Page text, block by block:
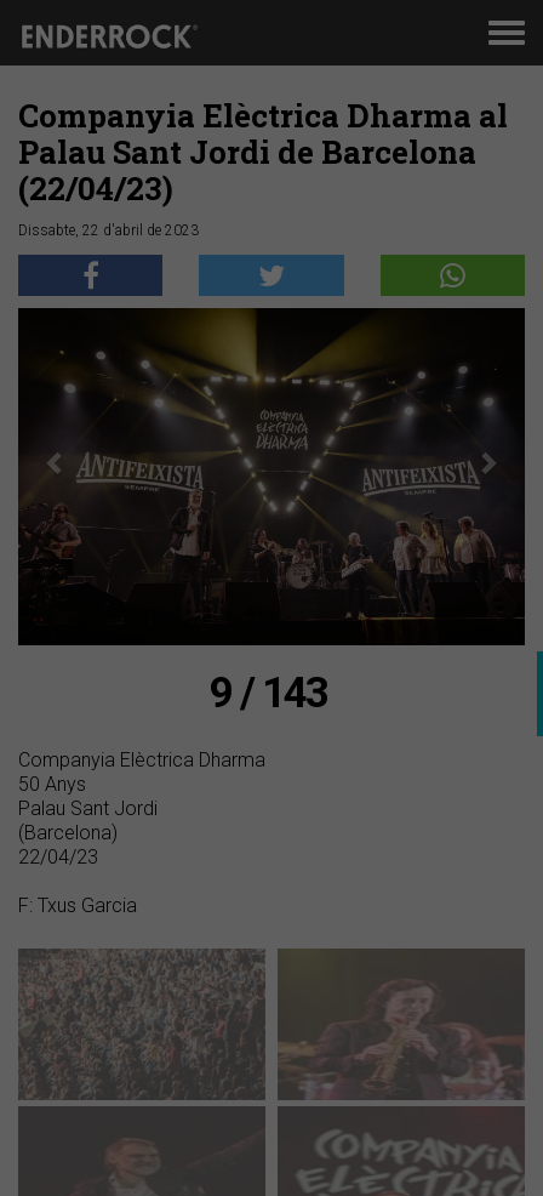
Companyia Elèctrica Dharma al
Palau Sant Jordi de Barcelona
(22/04/23)
Dissabte, 22 d'abril de 2023
Anterior
9 / 143
Companyia Elèctrica Dharma
50 Anys
Palau Sant Jordi
(Barcelona)
22/04/23
F: Txus Garcia